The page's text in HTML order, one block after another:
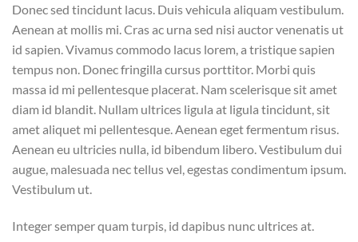
Donec sed tincidunt lacus. Duis vehicula aliquam vestibulum.
Aenean at mollis mi. Cras ac urna sed nisi auctor venenatis ut
id sapien. Vivamus commodo lacus lorem, a tristique sapien
tempus non. Donec fringilla cursus porttitor. Morbi quis
massa id mi pellentesque placerat. Nam scelerisque sit amet
diam id blandit. Nullam ultrices ligula at ligula tincidunt, sit
amet aliquet mi pellentesque. Aenean eget fermentum risus.
Aenean eu ultricies nulla, id bibendum libero. Vestibulum dui
augue, malesuada nec tellus vel, egestas condimentum ipsum.
Vestibulum ut.
Integer semper quam turpis, id dapibus nunc ultrices at.